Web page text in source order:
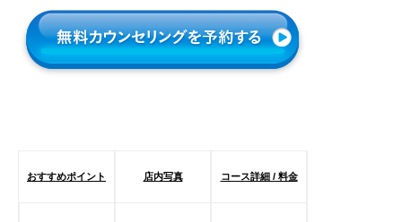
おすすめポイント 店内写真 コース詳細 / 料金